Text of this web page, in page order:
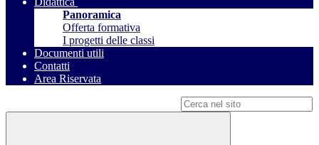
Panoramica
Offerta formativa
I progetti delle classi
Documenti utili
Contatti
Area Riservata